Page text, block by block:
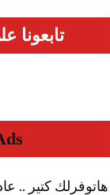
تابعونا
هاتوفرلك كتير ..